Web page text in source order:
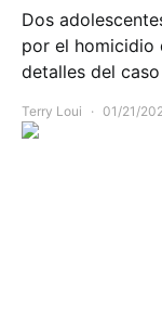
Dos
por el homicidio
detalles del
Terry Loui 01/21/